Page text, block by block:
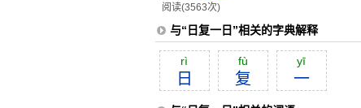
阅读(3563次)
与“日复一日”相关的字典解释
rì
日
fù
复
yī
一